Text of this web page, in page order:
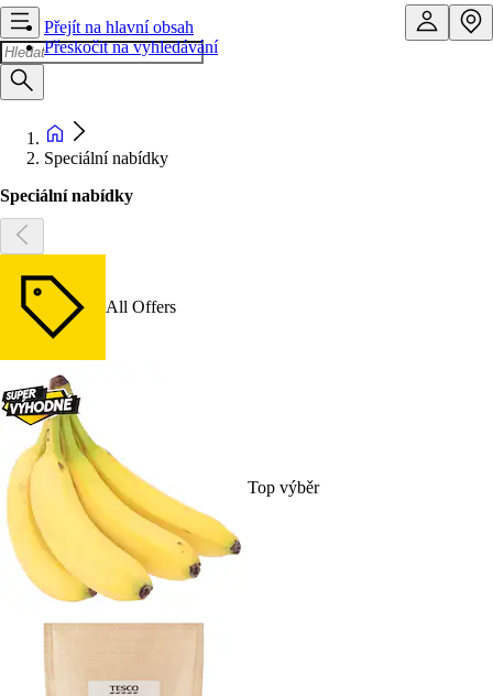
Přejít na hlavní obsah
Přeskočit na vyhledávání
Speciální nabídky
Speciální nabídky
All Offers
Top výběr